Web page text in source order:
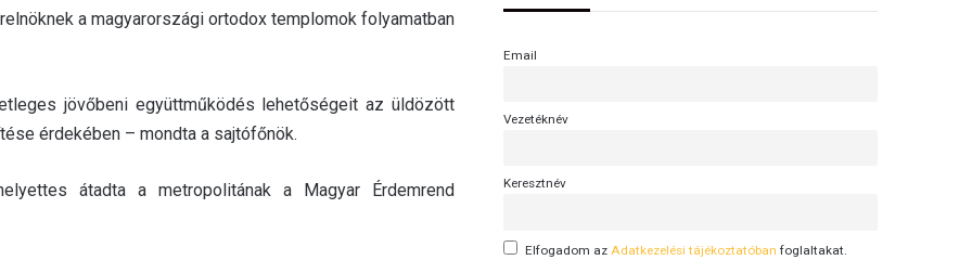
a magyarországi ortodox templomok folyamatban
jövőbeni együttműködés lehetőségeit az üldözött
érdekében – mondta a sajtófőnök.
átadta a metropolitának a Magyar Érdemrend
Email
Vezetéknév
Keresztnév
Elfogadom az Adatkezelési tájékoztatóban foglaltakat.